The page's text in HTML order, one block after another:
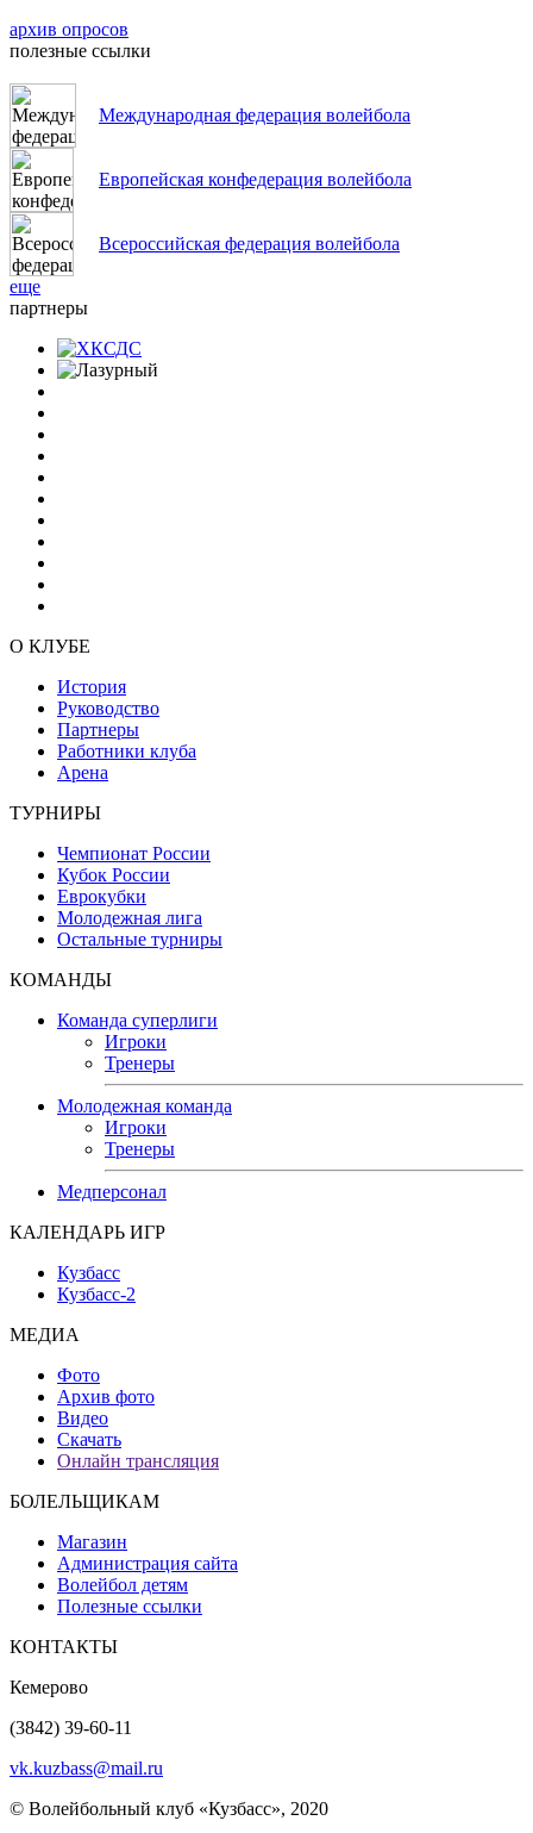
архив опросов
полезные ссылки
Международная федерация волейбола
Европейская конфедерация волейбола
Всероссийская федерация волейбола
еще
партнеры
О КЛУБЕ
История
Руководство
Партнеры
Работники клуба
Арена
ТУРНИРЫ
Чемпионат России
Кубок России
Еврокубки
Молодежная лига
Остальные турниры
КОМАНДЫ
Команда суперлиги
Игроки
Тренеры
Молодежная команда
Игроки
Тренеры
Медперсонал
КАЛЕНДАРЬ ИГР
Кузбасс
Кузбасс-2
МЕДИА
Фото
Архив фото
Видео
Скачать
Онлайн трансляция
БОЛЕЛЬЩИКАМ
Магазин
Администрация сайта
Волейбол детям
Полезные ссылки
КОНТАКТЫ
Кемерово
(3842) 39-60-11
vk.kuzbass@mail.ru
© Волейбольный клуб «Кузбасс», 2020